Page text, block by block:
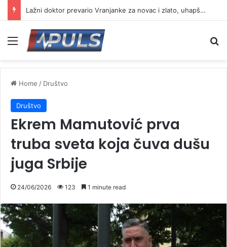
Lažni doktor prevario Vranjanke za novac i zlato, uhapšen osumnjičeni
Menu
Home / Društvo
Društvo
Ekrem Mamutović prva
truba sveta koja čuva dušu
juga Srbije
24/06/2026 123 1 minute read